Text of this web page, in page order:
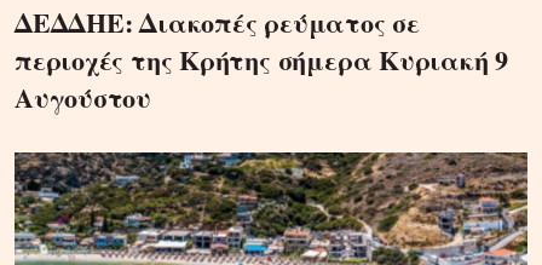
ΔΕΔΔΗΕ: Διακοπές ρεύματος σε
περιοχές της Κρήτης σήμερα Κυριακή 9
Αυγούστου